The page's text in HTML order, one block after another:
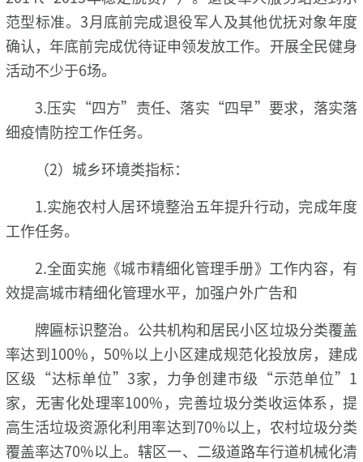
范型标准。3月底前完成退役军人及其他优抚对象年度
确认，年底前完成优待证申领发放工作。开展全民健身
活动不少于6场。
3.压实“四方”责任、落实“四早”要求，落实落
细疫情防控工作任务。
（2）城乡环境类指标：
1.实施农村人居环境整治五年提升行动，完成年度
工作任务。
2.全面实施《城市精细化管理手册》工作内容，有
效提高城市精细化管理水平，加强户外广告和
牌匾标识整治。公共机构和居民小区垃圾分类覆盖
率达到100%，50%以上小区建成规范化投放房，建成
区级“达标单位”3家，力争创建市级“示范单位”1
家，无害化处理率100%，完善垃圾分类收运体系，提
高生活垃圾资源化利用率达到70%以上，农村垃圾分类
覆盖率达70%以上。辖区一、二级道路车行道机械化清